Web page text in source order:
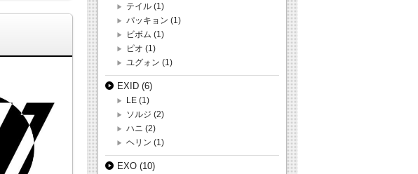
テイル (1)
パッキョン (1)
ビボム (1)
ピオ (1)
ユグォン (1)
EXID (6)
LE (1)
ソルジ (2)
ハニ (2)
ヘリン (1)
EXO (10)